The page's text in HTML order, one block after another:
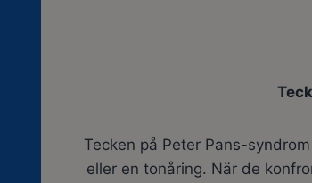
Tecken på Peter Pans-
eller en tonåring. När de